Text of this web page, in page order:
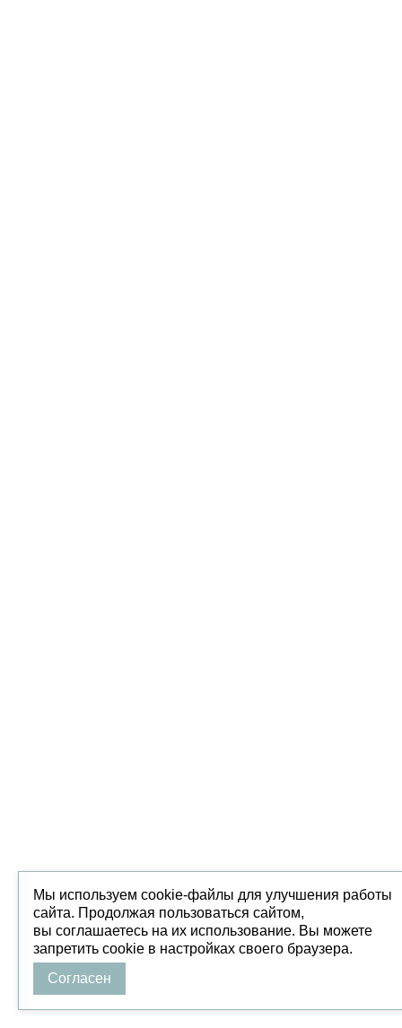
Мы используем cookie-файлы для улучшения работы
сайта. Продолжая пользоваться сайтом,
вы соглашаетесь на их использование. Вы можете
запретить cookie в настройках своего браузера.
Согласен